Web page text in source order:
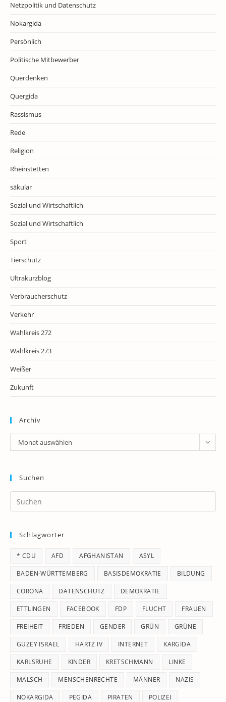
Netzpolitik und Datenschutz
Nokargida
Persönlich
Politische Mitbewerber
Querdenken
Quergida
Rassismus
Rede
Religion
Rheinstetten
säkular
Sozial und Wirtschaftlich
Sozial und Wirtschaftlich
Sport
Tierschutz
Ultrakurzblog
Verbraucherschutz
Verkehr
Wahlkreis 272
Wahlkreis 273
Weißer
Zukunft
Archiv
Archiv
Monat auswählen
Suchen
Schlagwörter
* CDU AFD AFGHANISTAN ASYL
BADEN-WÜRTTEMBERG BASISDEMOKRATIE BILDUNG
CORONA DATENSCHUTZ DEMOKRATIE
ETTLINGEN FACEBOOK FDP FLUCHT FRAUEN
FREIHEIT FRIEDEN GENDER GRÜN GRÜNE
GÜZEY ISRAEL HARTZ IV INTERNET KARGIDA
KARLSRUHE KINDER KRETSCHMANN LINKE
MALSCH MENSCHENRECHTE MÄNNER NAZIS
NOKARGIDA PEGIDA PIRATEN POLIZEI